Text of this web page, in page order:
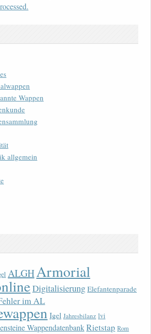
Wappen
allgemein
ALGH Armorial
Digitalisierung Elefantenparade
im AL
Igel Jahresbilanz lvi
WappendatenbankRietstap Rom